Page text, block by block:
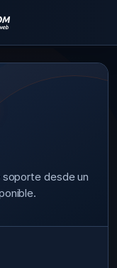
desde un